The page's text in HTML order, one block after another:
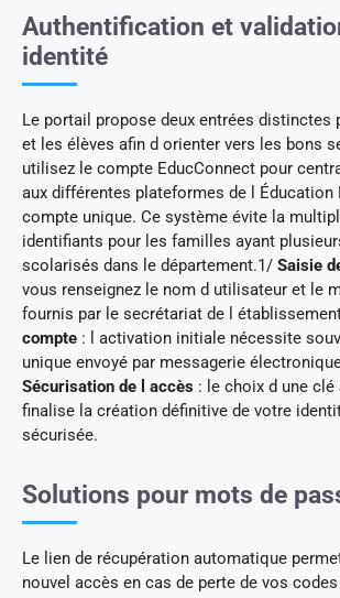
Authentification et
identité
Le portail propose deux entrées distinctes
et les élèves afin d orienter vers les bons
utilisez le compte EducConnect pour
aux différentes plateformes de l Éducation
compte unique. Ce système évite la
identifiants pour les familles ayant
scolarisés dans le département.1/ Saisie
vous renseignez le nom d utilisateur et le
fournis par le secrétariat de l
compte : l activation initiale nécessite
unique envoyé par messagerie
Sécurisation de l accès : le choix d une
finalise la création définitive de votre
sécurisée.
Solutions pour mots de
Le lien de récupération automatique
nouvel accès en cas de perte de vos